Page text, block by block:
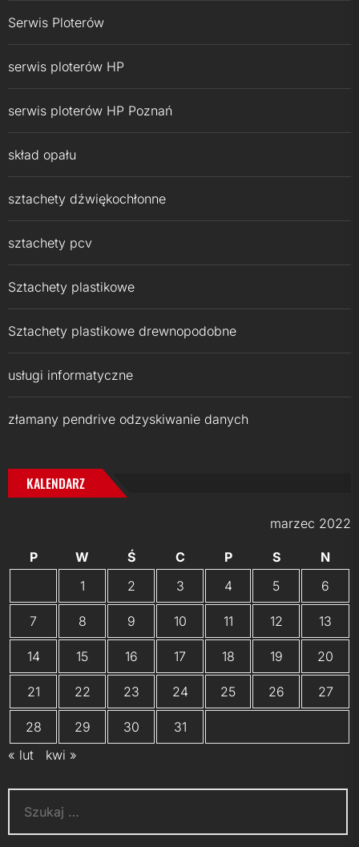
Serwis Ploterów
serwis ploterów HP
serwis ploterów HP Poznań
skład opału
sztachety dźwiękochłonne
sztachety pcv
Sztachety plastikowe
Sztachety plastikowe drewnopodobne
usługi informatyczne
złamany pendrive odzyskiwanie danych
KALENDARZ
marzec 2022
P W Ś C P S
N
1
2 3 4 5 6
7 8 9 10 11 12 13
14 15 16 17 18 19 20
21 22 23 24 25 26 27
28 29 30
31
« lut
kwi »